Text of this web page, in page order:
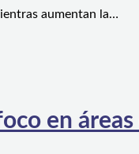
aumentan la…
en